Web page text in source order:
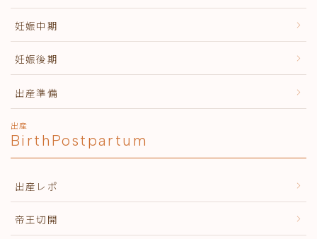
妊娠中期
妊娠後期
出産準備
出産
BirthPostpartum
出産レポ
帝王切開